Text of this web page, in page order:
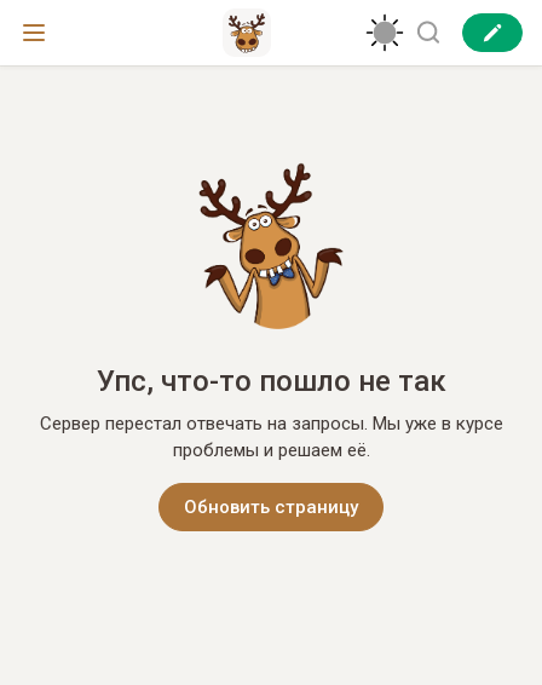
Упс, что-то пошло не так
Сервер перестал отвечать на запросы. Мы уже в курсе
проблемы и решаем её.
Обновить страницу